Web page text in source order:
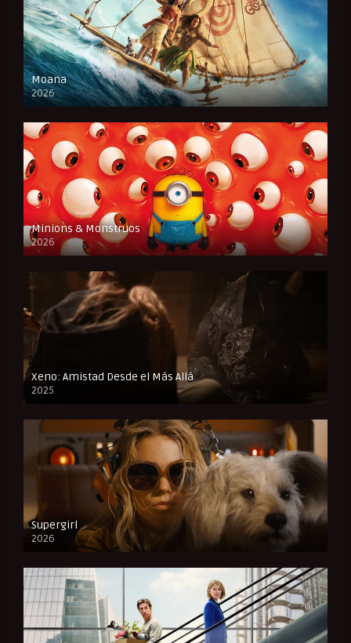
Moana
2026
CAM
Minions & Monstruos
2026
CAM
Xeno: Amistad Desde el Más Allá
2025
FULL HD
Supergirl
2026
FULL HD